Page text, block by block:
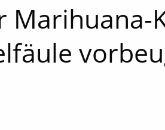
Marihuana-